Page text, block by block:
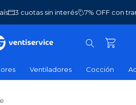
3 cuotas sin interés 7% OFF con
Ventiladores Cocción